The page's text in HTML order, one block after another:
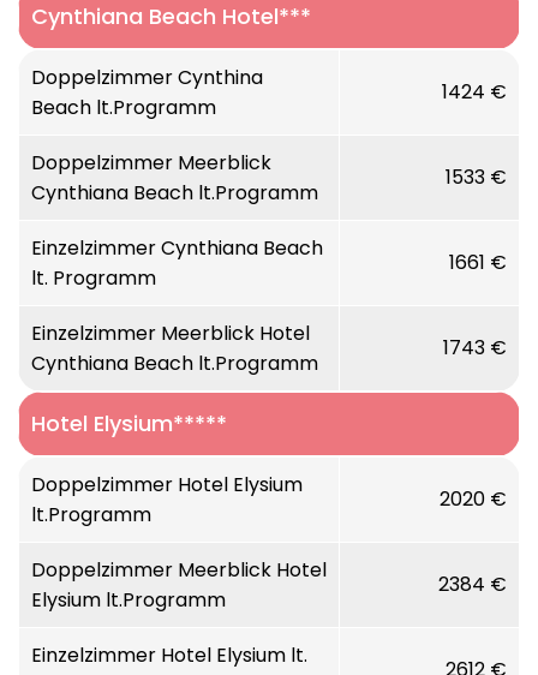
Cynthiana Beach Hotel***
Doppelzimmer Cynthina
Beach lt.Programm
1424 €
Doppelzimmer Meerblick
Cynthiana Beach lt.Programm
1533 €
Einzelzimmer Cynthiana Beach
lt. Programm
1661 €
Einzelzimmer Meerblick Hotel
Cynthiana Beach lt.Programm
1743 €
Hotel Elysium*****
Doppelzimmer Hotel Elysium
lt.Programm
2020 €
Doppelzimmer Meerblick Hotel
Elysium lt.Programm
2384 €
Einzelzimmer Hotel Elysium lt.